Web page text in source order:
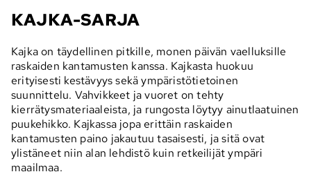
KAJKA-SARJA
Kajka on täydellinen pitkille, monen päivän vaelluksille
raskaiden kantamusten kanssa. Kajkasta huokuu
erityisesti kestävyys sekä ympäristötietoinen
suunnittelu. Vahvikkeet ja vuoret on tehty
kierrätysmateriaaleista, ja rungosta löytyy ainutlaatuinen
puukehikko. Kajkassa jopa erittäin raskaiden
kantamusten paino jakautuu tasaisesti, ja sitä ovat
ylistäneet niin alan lehdistö kuin retkeilijät ympäri
maailmaa.